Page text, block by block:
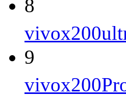
8
9